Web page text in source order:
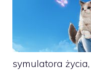
symulatora